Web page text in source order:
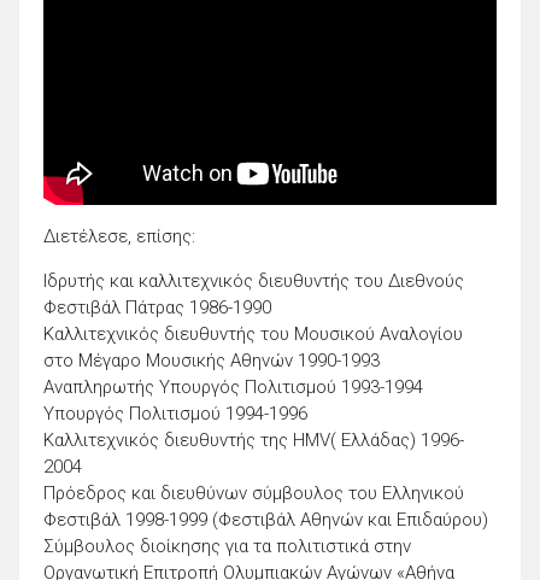
Διετέλεσε, επίσης:
Ιδρυτής και καλλιτεχνικός διευθυντής του Διεθνούς
Φεστιβάλ Πάτρας 1986-1990
Καλλιτεχνικός διευθυντής του Μουσικού Αναλογίου
στο Μέγαρο Μουσικής Αθηνών 1990-1993
Αναπληρωτής Υπουργός Πολιτισμού 1993-1994
Υπουργός Πολιτισμού 1994-1996
Καλλιτεχνικός διευθυντής της HMV( Ελλάδας) 1996-
2004
Πρόεδρος και διευθύνων σύμβουλος του Ελληνικού
Φεστιβάλ 1998-1999 (Φεστιβάλ Αθηνών και Επιδαύρου)
Σύμβουλος διοίκησης για τα πολιτιστικά στην
Οργανωτική Επιτροπή Ολυμπιακών Αγώνων «Αθήνα